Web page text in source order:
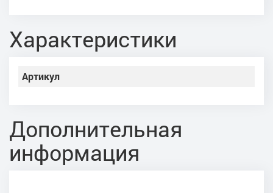
Характеристики
Артикул
Дополнительная
информация